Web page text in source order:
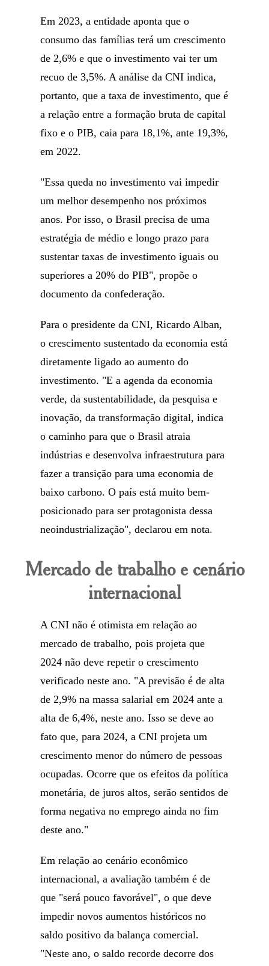
Em 2023, a entidade aponta que o
consumo das famílias terá um crescimento
de 2,6% e que o investimento vai ter um
recuo de 3,5%. A análise da CNI indica,
portanto, que a taxa de investimento, que é
a relação entre a formação bruta de capital
fixo e o PIB, caia para 18,1%, ante 19,3%,
em 2022.
"Essa queda no investimento vai impedir
um melhor desempenho nos próximos
anos. Por isso, o Brasil precisa de uma
estratégia de médio e longo prazo para
sustentar taxas de investimento iguais ou
superiores a 20% do PIB", propõe o
documento da confederação.
Para o presidente da CNI, Ricardo Alban,
o crescimento sustentado da economia está
diretamente ligado ao aumento do
investimento. "E a agenda da economia
verde, da sustentabilidade, da pesquisa e
inovação, da transformação digital, indica
o caminho para que o Brasil atraia
indústrias e desenvolva infraestrutura para
fazer a transição para uma economia de
baixo carbono. O país está muito bem-
posicionado para ser protagonista dessa
neoindustrialização", declarou em nota.
Mercado de trabalho e cenário
internacional
A CNI não é otimista em relação ao
mercado de trabalho, pois projeta que
2024 não deve repetir o crescimento
verificado neste ano. "A previsão é de alta
de 2,9% na massa salarial em 2024 ante a
alta de 6,4%, neste ano. Isso se deve ao
fato que, para 2024, a CNI projeta um
crescimento menor do número de pessoas
ocupadas. Ocorre que os efeitos da política
monetária, de juros altos, serão sentidos de
forma negativa no emprego ainda no fim
deste ano."
Em relação ao cenário econômico
internacional, a avaliação também é de
que "será pouco favorável", o que deve
impedir novos aumentos históricos no
saldo positivo da balança comercial.
"Neste ano, o saldo recorde decorre dos